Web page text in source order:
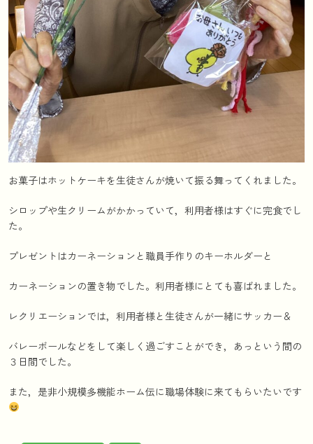
お菓子はホットケーキを生徒さんが焼いて振る舞ってくれました。
シロップや生クリームがかかっていて，利用者様はすぐに完食でし
た。
プレゼントはカーネーションと職員手作りのキーホルダーと
カーネーションの置き物でした。利用者様にとても喜ばれました。
レクリエーションでは，利用者様と生徒さんが一緒にサッカー＆
バレーボールなどをして楽しく過ごすことができ，あっという間の
３日間でした。
また，是非小規模多機能ホーム伝に職場体験に来てもらいたいです